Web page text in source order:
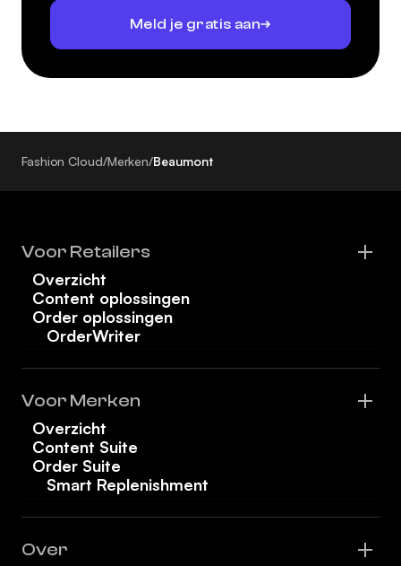
Meld je gratis aan
Fashion Cloud/Merken/Beaumont
Voor Retailers
Overzicht
Content oplossingen
Order oplossingen
OrderWriter
Voor Merken
Overzicht
Content Suite
Order Suite
Smart Replenishment
Over